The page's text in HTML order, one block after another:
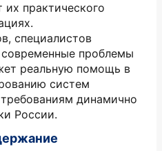
практического
специалистов
проблемы
реальную помощь в
систем
динамично
России.